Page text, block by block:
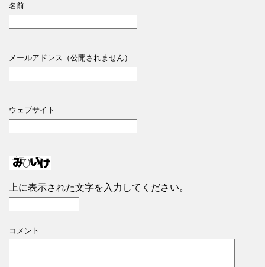
名前
メールアドレス（公開されません）
ウェブサイト
上に表示された文字を入力してください。
コメント